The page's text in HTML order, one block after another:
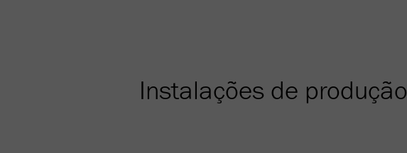
Instalações de produção